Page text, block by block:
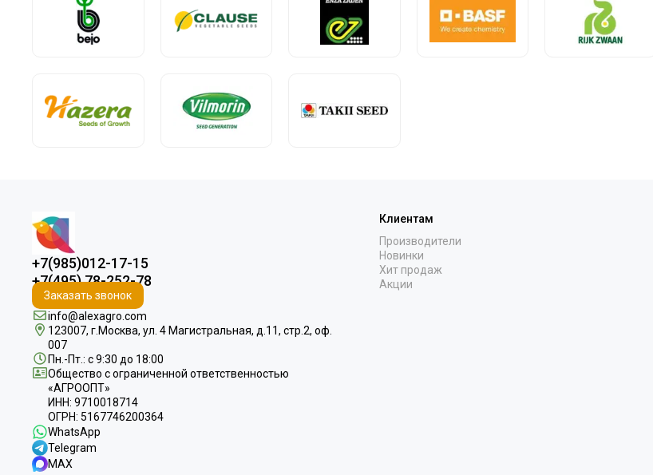
+7(985)012-17-15
+7(495) 78-252-78
Заказать звонок
info@alexagro.com
123007, г.Москва, ул. 4 Магистральная, д.11, стр.2, оф.
007
Пн.-Пт.: с 9:30 до 18:00
Общество с ограниченной ответственностью
«АГРООПТ»
ИНН: 9710018714
ОГРН: 5167746200364
WhatsApp
Telegram
MAX
Клиентам
Производители
Новинки
Хит продаж
Акции